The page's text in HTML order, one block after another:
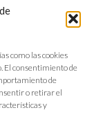
como las cookies
El consentimiento de
de
o retirar el
y